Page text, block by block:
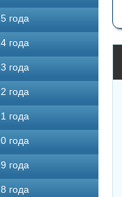
года
года
года
года
года
года
года
года